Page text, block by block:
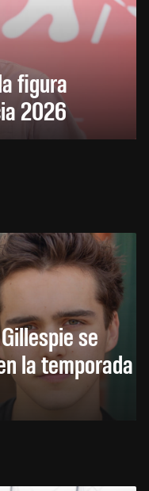
figura
2026
se
la temporada